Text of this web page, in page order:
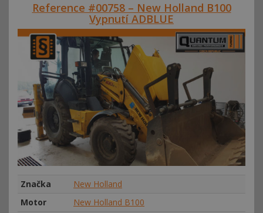
Reference #00758 – New Holland B100
Vypnutí ADBLUE
Značka
New Holland
Motor
New Holland B100